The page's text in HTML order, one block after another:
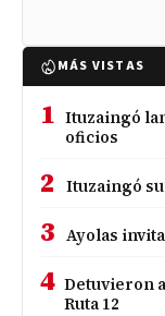
MÁS VISTAS
1 Ituzaingó
oficios
2 Ituzaingó
3 Ayolas
4 Detuvieron
Ruta 12